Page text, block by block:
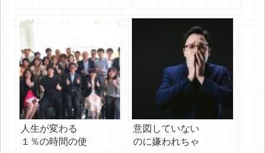
人生が変わる
１％の時間の使
意図していない
のに嫌われちゃ